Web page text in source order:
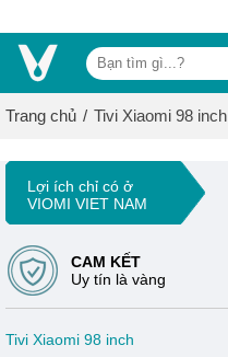
Trang chủ Tivi Xiaomi 98 inch
Lợi ích chỉ có ở
VIOMI VIET NAM
CAM KẾT
Uy tín là vàng
Tivi Xiaomi 98 inch